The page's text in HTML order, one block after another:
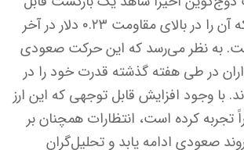
توجه بوده است که آن را در بالای مقاومت ۰.۲۳ دلار در آخر
به نظر می‌رسد که این حرکت صعودی
در طی هفته گذشته قدرت خود را در
با وجود افزایش قابل توجهی که این ارز
تجربه کرده است، انتظارات همچنان بر
صعودی ادامه یابد و تحلیل‌گران